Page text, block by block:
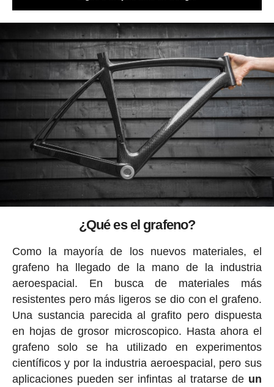
¿Qué es el grafeno?
Como la mayoría de los nuevos materiales, el
grafeno ha llegado de la mano de la industria
aeroespacial. En busca de materiales más
resistentes pero más ligeros se dio con el grafeno.
Una sustancia parecida al grafito pero dispuesta
en hojas de grosor microscopico. Hasta ahora el
grafeno solo se ha utilizado en experimentos
científicos y por la industria aeroespacial, pero sus
aplicaciones pueden ser infintas al tratarse de un